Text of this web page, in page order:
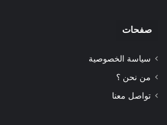
صفحات
سياسة الخصوصية
من نحن ؟
تواصل معنا